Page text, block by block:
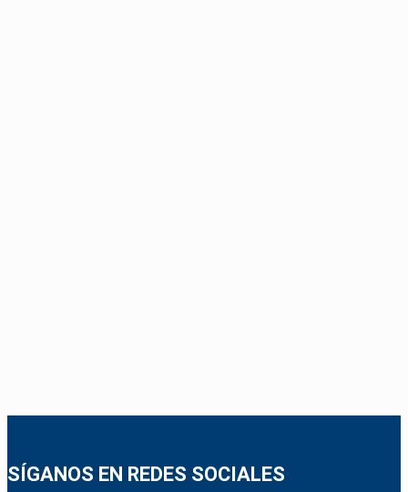
SÍGANOS EN REDES SOCIALES